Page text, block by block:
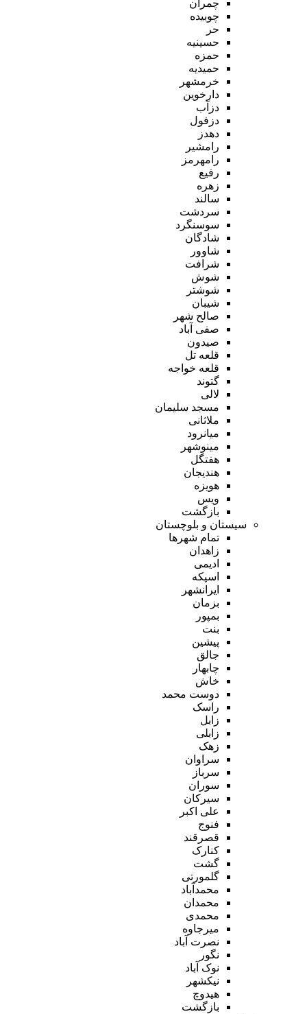
چمران
چوبیده
حر
حسینیه
حمزه
حمیدیه
خرمشهر
دارخوین
دزآب
دزفول
دهدز
رامشیر
رامهرمز
رفیع
زهره
سالند
سردشت
سوسنگرد
شادگان
شاوور
شرافت
شوش
شوشتر
شیبان
صالح شهر
صفی آباد
صیدون
قلعه تل
قلعه خواجه
گتوند
لالی
مسجد سلیمان
ملاثانی
میانرود
مینوشهر
هفتگل
هندیجان
هویزه
ویس
بازگشت
سیستان و بلوچستان
تمام شهر‌ها
زاهدان
ادیمی
اسپکه
ایرانشهر
بزمان
بمپور
بنت
پیشین
جالق
چابهار
خاش
دوست محمد
راسک
زابل
زابلی
زهک
سراوان
سرباز
سوران
سیرکان
علی اکبر
فنوج
قصرقند
کنارک
گشت
گلمورتی
محمدآباد
محمدان
محمدی
میرجاوه
نصرت آباد
نگور
نوک آباد
نیکشهر
هیدوچ
بازگشت